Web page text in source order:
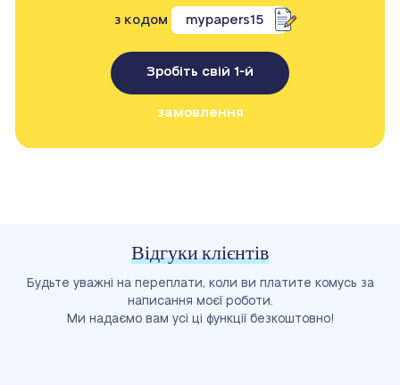
з кодом mypapers15
Зробіть свій 1-й
замовлення
Відгуки клієнтів
Будьте уважні на переплати, коли ви платите комусь за
написання моєї роботи.
Ми надаємо вам усі ці функції безкоштовно!